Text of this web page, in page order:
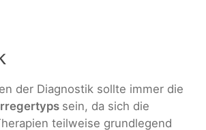
der Diagnostik sollte immer die
sein, da sich die
teilweise grundlegend